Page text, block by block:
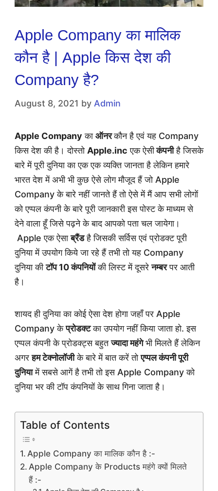
Apple Company का मालिक
कौन है | Apple किस देश की
Company है?
August 8, 2021 by Admin
Apple Company काऑनरकौन है एवं यह Company
किस देश की है। दोस्तो Apple.inc एक ऐसीकंपनीहै जिसके
बारे में पूरी दुनिया का एक एक व्यक्ति जानता है लेकिन हमारे
भारत देश में अभी भी कुछ ऐसे लोग मौजूद हैं जो Apple
Company के बारे नहीं जानते हैं तो ऐसे में मैं आप सभी लोगों
को एप्पल कंपनी के बारे पूरी जानकारी इस पोस्ट के माध्यम से
देने वाला हूँ जिसे पढ़ने के बाद आपको पता चल जायेगा।
Apple एक ऐसाब्रैंडहै जिसकी सर्विस एवं प्रोडक्ट पूरी
दुनिया में उपयोग किये जा रहे हैं तभी तो यह Company
दुनिया कीटॉप 10 कंपनियोंकी लिस्ट में दूसरेनम्बरपर आती
है।
शायद ही दुनिया का कोई ऐसा देश होगा जहाँ पर Apple
Company केप्रोडक्टका उपयोग नहीं किया जाता हो. इस
एप्पल कंपनी के प्रोडक्ट्स बहुतज्यादा महंगेभी मिलते हैं लेकिन
अगरहम टेक्नोलॉजीके बारे में बात करें तोएप्पल कंपनी पूरी
दुनियामें सबसे आगें है तभी तो इस Apple Company को
दुनिया भर की टॉप कंपनियों के साथ गिना जाता है।
Table of Contents
Apple Company का मालिक कौन है :-
Apple Company के Products महंगे क्यों मिलते
हैं :-